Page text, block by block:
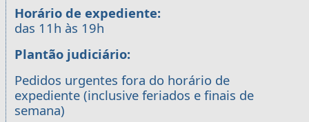
Horário de expediente:
das 11h às 19h
Plantão judiciário:
Pedidos urgentes fora do horário de
expediente (inclusive feriados e finais de
semana)